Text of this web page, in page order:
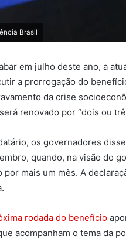
Brasil
em julho deste ano, a
a prorrogação do
da crise
renovado por “dois ou
os governadores
quando, na visão do
por mais um mês. A
rodada do benefício
acompanham o tema da